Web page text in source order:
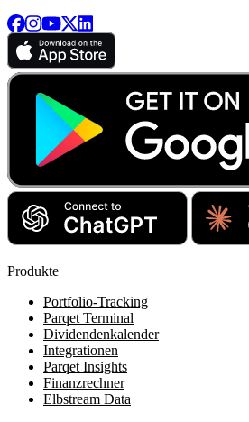
Produkte
Portfolio-Tracking
Parqet Terminal
Dividendenkalender
Integrationen
Parqet Insights
Finanzrechner
Elbstream Data